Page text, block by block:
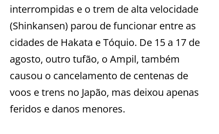
interrompidas e o trem de alta velocidade
(Shinkansen) parou de funcionar entre as
cidades de Hakata e Tóquio. De 15 a 17 de
agosto, outro tufão, o Ampil, também
causou o cancelamento de centenas de
voos e trens no Japão, mas deixou apenas
feridos e danos menores.